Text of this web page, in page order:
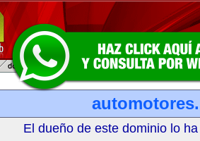
El dueño de este dominio lo